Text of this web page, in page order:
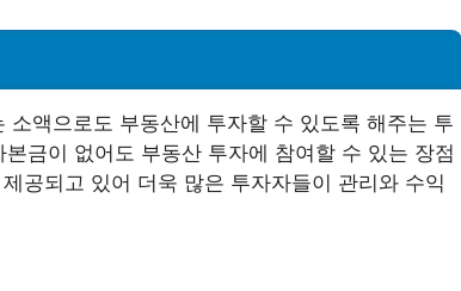
액으로도 부동산에 투자할 수 있도록 해주는 투
금이 없어도 부동산 투자에 참여할 수 있는 장점
공되고 있어 더욱 많은 투자자들이 관리와 수익